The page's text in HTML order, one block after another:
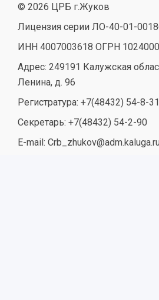
© 2026 ЦРБ г.Жуков
Лицензия серии ЛО-40-01-
ИНН 4007003618 ОГРН
Адрес: 249191 Калужская
Ленина, д. 96
Регистратура: +7(48432) 54-8-31
Секретарь: +7(48432) 54-2-90
E-mail: